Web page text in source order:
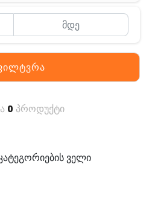
0 პროდუქტი
ველი